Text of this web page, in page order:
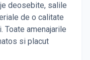
deosebite, salile
de o calitate
Toate amenajarile
si placut